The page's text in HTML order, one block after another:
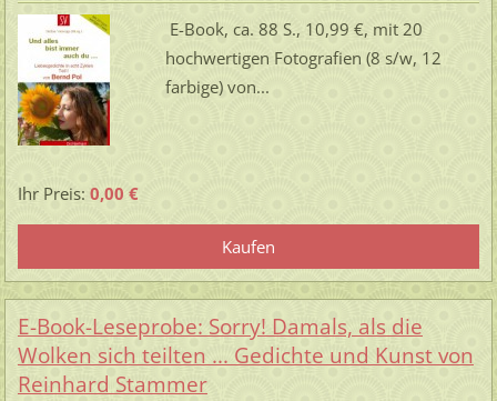
E-Book, ca. 88 S., 10,99 €, mit 20
hochwertigen Fotografien (8 s/w, 12
farbige) von...
Ihr Preis: 0,00 €
E-Book-Leseprobe: Sorry! Damals, als die
Wolken sich teilten ... Gedichte und Kunst von
Reinhard Stammer